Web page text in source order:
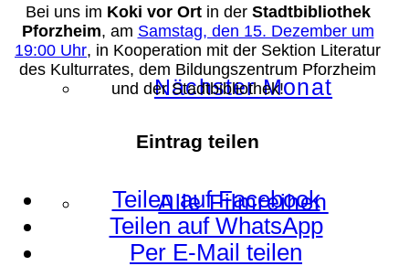
Nächster Monat
Alle Filmreihen
Bei uns im Koki vor Ortin der Stadtbibliothek
Pforzheim, am Samstag, den 15. Dezember um
19:00 Uhr, in Kooperation mit der Sektion Literatur
des Kulturrates, dem Bildungszentrum Pforzheim
und der Stadtbibliothek!
Eintrag teilen
Teilen auf Facebook
Teilen auf WhatsApp
Per E-Mail teilen